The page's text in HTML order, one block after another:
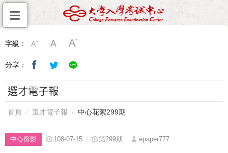
字級：
分享：
選才電子報
首頁 選才電子報 中心花絮299期
中心剪影 108-07-15 第299期 epaper777